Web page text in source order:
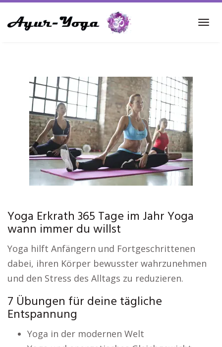
to
Yoga Erkrath 365 Tage im Jahr Yoga
wann immer du willst
Yoga hilft Anfängern und Fortgeschrittenen
dabei, ihren Körper bewusster wahrzunehmen
und den Stress des Alltags zu reduzieren.
7 Übungen für deine tägliche
Entspannung
Yoga in der modernen Welt